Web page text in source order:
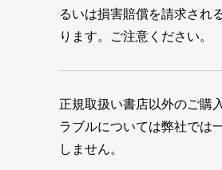
るいは損害賠償を請求され
ります。ご注意ください。
正規取扱い書店以外のご購
ラブルについては弊社では
しません。